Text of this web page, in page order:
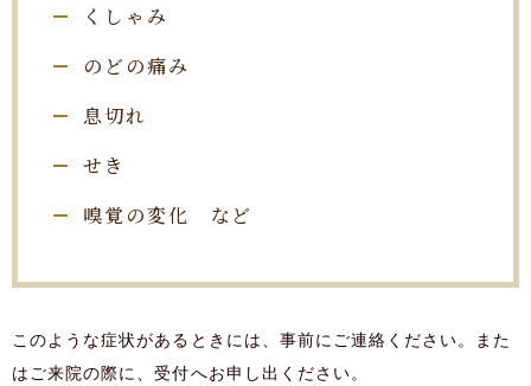
くしゃみ
のどの痛み
息切れ
せき
嗅覚の変化 など
このような症状があるときには、事前にご連絡ください。また
はご来院の際に、受付へお申し出ください。